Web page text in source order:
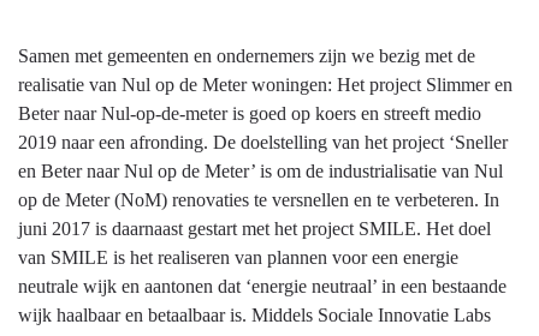
Samen met gemeenten en ondernemers zijn we bezig met de
realisatie van Nul op de Meter woningen: Het project Slimmer en
Beter naar Nul-op-de-meter is goed op koers en streeft medio
2019 naar een afronding. De doelstelling van het project ‘Sneller
en Beter naar Nul op de Meter’ is om de industrialisatie van Nul
op de Meter (NoM) renovaties te versnellen en te verbeteren. In
juni 2017 is daarnaast gestart met het project SMILE. Het doel
van SMILE is het realiseren van plannen voor een energie
neutrale wijk en aantonen dat ‘energie neutraal’ in een bestaande
wijk haalbaar en betaalbaar is. Middels Sociale Innovatie Labs